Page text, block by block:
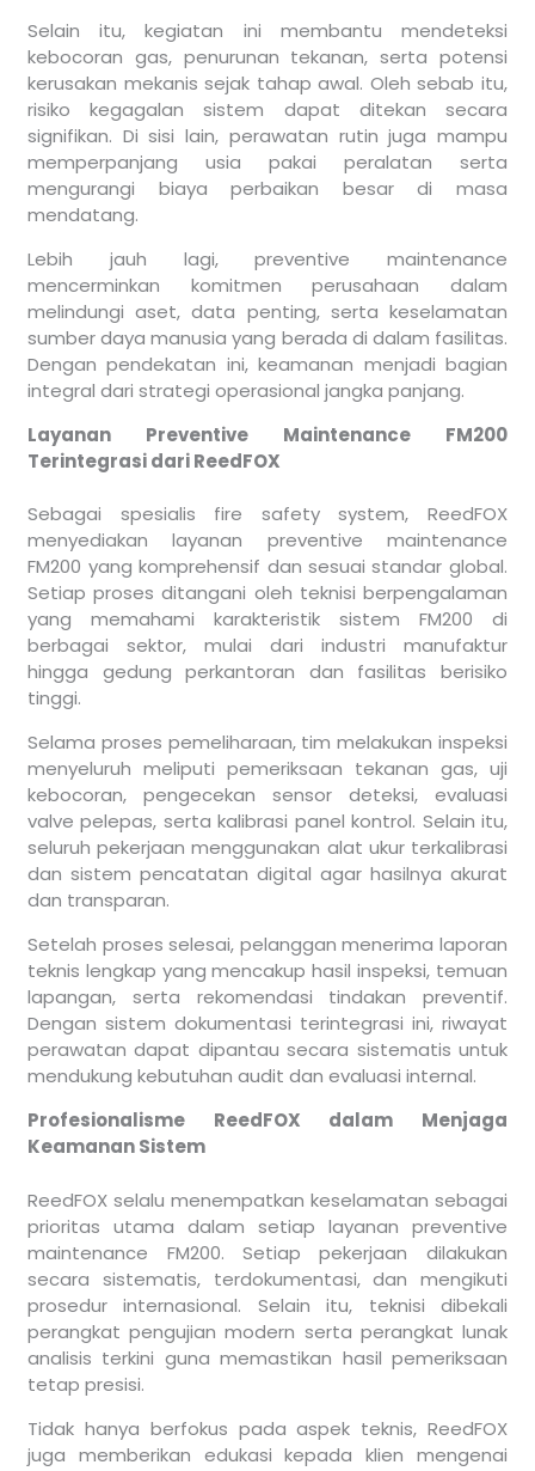
Selain itu, kegiatan ini membantu mendeteksi
kebocoran gas, penurunan tekanan, serta potensi
kerusakan mekanis sejak tahap awal. Oleh sebab itu,
risiko kegagalan sistem dapat ditekan secara
signifikan. Di sisi lain, perawatan rutin juga mampu
memperpanjang usia pakai peralatan serta
mengurangi biaya perbaikan besar di masa
mendatang.
Lebih jauh lagi, preventive maintenance
mencerminkan komitmen perusahaan dalam
melindungi aset, data penting, serta keselamatan
sumber daya manusia yang berada di dalam fasilitas.
Dengan pendekatan ini, keamanan menjadi bagian
integral dari strategi operasional jangka panjang.
Layanan Preventive Maintenance FM200
Terintegrasi dari ReedFOX
Sebagai spesialis fire safety system, ReedFOX
menyediakan layanan preventive maintenance
FM200 yang komprehensif dan sesuai standar global.
Setiap proses ditangani oleh teknisi berpengalaman
yang memahami karakteristik sistem FM200 di
berbagai sektor, mulai dari industri manufaktur
hingga gedung perkantoran dan fasilitas berisiko
tinggi.
Selama proses pemeliharaan, tim melakukan inspeksi
menyeluruh meliputi pemeriksaan tekanan gas, uji
kebocoran, pengecekan sensor deteksi, evaluasi
valve pelepas, serta kalibrasi panel kontrol. Selain itu,
seluruh pekerjaan menggunakan alat ukur terkalibrasi
dan sistem pencatatan digital agar hasilnya akurat
dan transparan.
Setelah proses selesai, pelanggan menerima laporan
teknis lengkap yang mencakup hasil inspeksi, temuan
lapangan, serta rekomendasi tindakan preventif.
Dengan sistem dokumentasi terintegrasi ini, riwayat
perawatan dapat dipantau secara sistematis untuk
mendukung kebutuhan audit dan evaluasi internal.
Profesionalisme ReedFOX dalam Menjaga
Keamanan Sistem
ReedFOX selalu menempatkan keselamatan sebagai
prioritas utama dalam setiap layanan preventive
maintenance FM200. Setiap pekerjaan dilakukan
secara sistematis, terdokumentasi, dan mengikuti
prosedur internasional. Selain itu, teknisi dibekali
perangkat pengujian modern serta perangkat lunak
analisis terkini guna memastikan hasil pemeriksaan
tetap presisi.
Tidak hanya berfokus pada aspek teknis, ReedFOX
juga memberikan edukasi kepada klien mengenai